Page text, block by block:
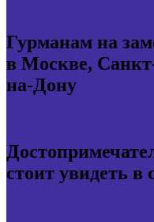
Гурманам на
в Москве,
на-Дону
стоит увидеть в